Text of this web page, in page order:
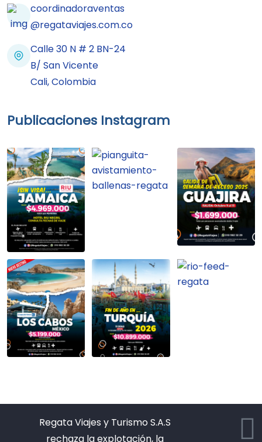
coordinadoraventas
@regataviajes.com.co
Calle 30 N # 2 BN-24
B/ San Vicente
Cali, Colombia
Publicaciones Instagram
Regata Viajes y Turismo S.A.S
rechaza la explotación, la